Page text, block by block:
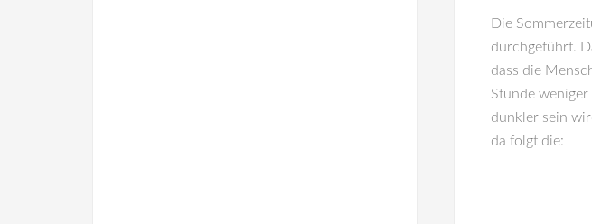
Die
durchgeführt.
dass die
Stunde
dunkler sein
da folgt die: